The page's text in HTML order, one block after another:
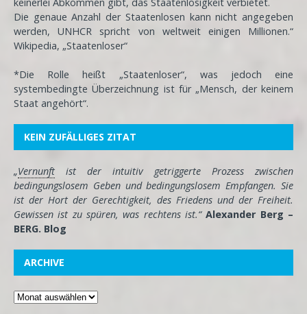
keinerlei Abkommen gibt, das Staatenlosigkeit verbietet.
Die genaue Anzahl der Staatenlosen kann nicht angegeben
werden, UNHCR spricht von weltweit einigen Millionen.“
Wikipedia, „Staatenloser“
*Die Rolle heißt „Staatenloser“, was jedoch eine
systembedingte Überzeichnung ist für „Mensch, der keinem
Staat angehört“.
KEIN ZUFÄLLIGES ZITAT
„Vernunft ist der intuitiv getriggerte Prozess zwischen
bedingungslosem Geben und bedingungslosem Empfangen. Sie
ist der Hort der Gerechtigkeit, des Friedens und der Freiheit.
Gewissen ist zu spüren, was rechtens ist.“Alexander Berg –
BERG. Blog
ARCHIVE